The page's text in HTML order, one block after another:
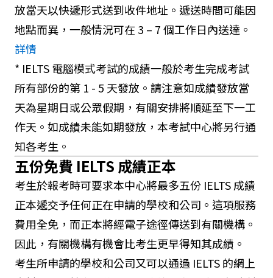
放當天以快遞形式送到收件地址。遞送時間可能因
地點而異，一般情況可在 3 – 7 個工作日內送達。
詳情
* IELTS 電腦模式考試的成績一般於考生完成考試
所有部份的第 1 - 5 天發放。請注意如成績發放當
天為星期日或公眾假期，有關安排將順延至下一工
作天。如成績未能如期發放，本考試中心將另行通
知各考生。
五份免費 IELTS 成績正本
考生於報考時可要求本中心將最多五份 IELTS 成績
正本遞交予任何正在申請的學校和公司。這項服務
費用全免，而正本將經電子途徑傳送到有關機構。
因此，有關機構有機會比考生更早得知其成績。
考生所申請的學校和公司又可以通過 IELTS 的網上